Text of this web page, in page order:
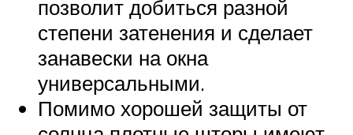
позволит добиться разной
степени затенения и сделает
занавески на окна
универсальными.
Помимо хорошей защиты от